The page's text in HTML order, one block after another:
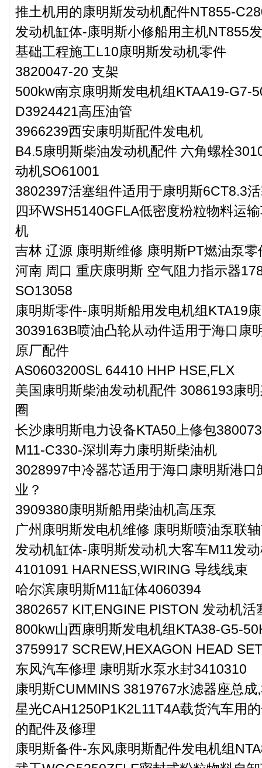
推土机用的康明斯发动机配件NT855-
发动机缸体-康明斯小修船用主机NT855
基础工程施工L10康明斯发动机零件
3820047-20 支架
500kw南京康明斯发电机组KTAA19-G7-
D3924421高压油管
3966239西安康明斯配件发电机
B4.5康明斯柴油发动机配件 六角螺栓
动机SO61001
3802397活塞组件适用于康明斯6CT8.3
四环WSH5140GFLA低密度粉粒物料运
机
吉林 辽源 康明斯维修 康明斯PT燃油泵
河南 周口 重庆康明斯 空气阻力指示器
SO13058
康明斯零件-康明斯船用发电机组KTA19
3039163B喷油凸轮从动件适用于海口康
原厂配件
AS0603200SL 64410 HHP HSE,FLX
美国康明斯柴油发动机配件 3086193康
圈
长沙康明斯电力设备KTA50上修包
M11-C330-深圳寿力康明斯柴油机
3028997中冷器芯适用于海口康明斯港
业？
3909380康明斯船用柴油机高压泵
广州康明斯发电机维修 康明斯喷油泵联
发动机缸体-康明斯发动机大客车M11发
4101091 HARNESS,WIRING 导线线束
哈尔滨康明斯M11缸体4060394
3802657 KIT,ENGINE PISTON 发动机活
800kw山西康明斯发电机组KTA38-G5-
3759917 SCREW,HEXAGON HEAD
东风汽车修理 康明斯水泵水封3410310
康明斯CUMMINS 3819767水滤器座总成
星光CAH1250P1K2L11T4A载货汽车用
的配件及修理
康明斯备件-东风康明斯配件发电机组